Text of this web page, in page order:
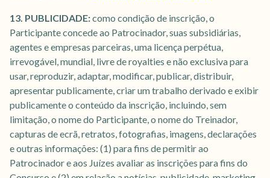
13. PUBLICIDADE:como condição de inscrição, o
Participante concede ao Patrocinador, suas subsidiárias,
agentes e empresas parceiras, uma licença perpétua,
irrevogável, mundial, livre de royalties e não exclusiva para
usar, reproduzir, adaptar, modificar, publicar, distribuir,
apresentar publicamente, criar um trabalho derivado e exibir
publicamente o conteúdo da inscrição, incluindo, sem
limitação, o nome do Participante, o nome do Treinador,
capturas de ecrã, retratos, fotografias, imagens, declarações
e outras informações: (1) para fins de permitir ao
Patrocinador e aos Juízes avaliar as inscrições para fins do